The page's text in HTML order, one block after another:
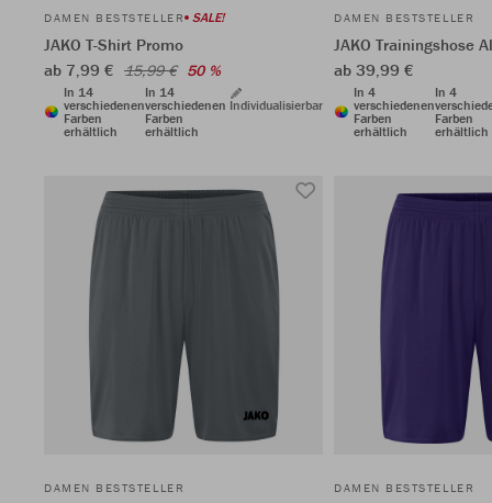
DAMEN BESTSTELLER SALE!
JAKO T-Shirt Promo
ab 7,99 € 15,99 € 50 %
In 14
verschiedenen
Farben
erhältlich
In 14
verschiedenen
Farben
erhältlich
Individualisierbar
DAMEN BESTSTELLER
JAKO Trainingshose
ab 39,99 €
In 4
verschiedenen
Farben
erhältlich
In 4
Farben
erhältlich
DAMEN BESTSTELLER DAMEN BESTSTELLER